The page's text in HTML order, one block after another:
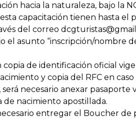
hacia la naturaleza, bajo la
capacitación tienen hasta el
del correo
el asunto “inscripción/nombre
copia de identificación oficial
y copia del RFC en
necesario anexar
de nacimiento apostillada.
entregar el Boucher